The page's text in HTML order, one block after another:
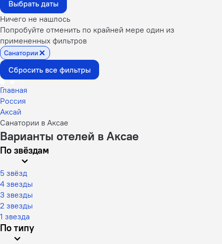
Выбрать даты
Ничего не нашлось
Попробуйте отменить по крайней мере один из
примененных фильтров
Санатории
Сбросить все фильтры
Главная
Россия
Аксай
Санатории в Аксае
Варианты отелей в Аксае
По звёздам
5 звёзд
4 звезды
3 звезды
2 звезды
1 звезда
По типу